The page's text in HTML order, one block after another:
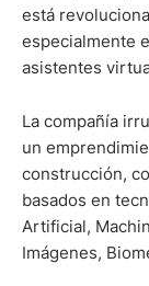
está
especialmente
asistentes
La compañía
un
construcción,
basados en
Artificial,
Imágenes,